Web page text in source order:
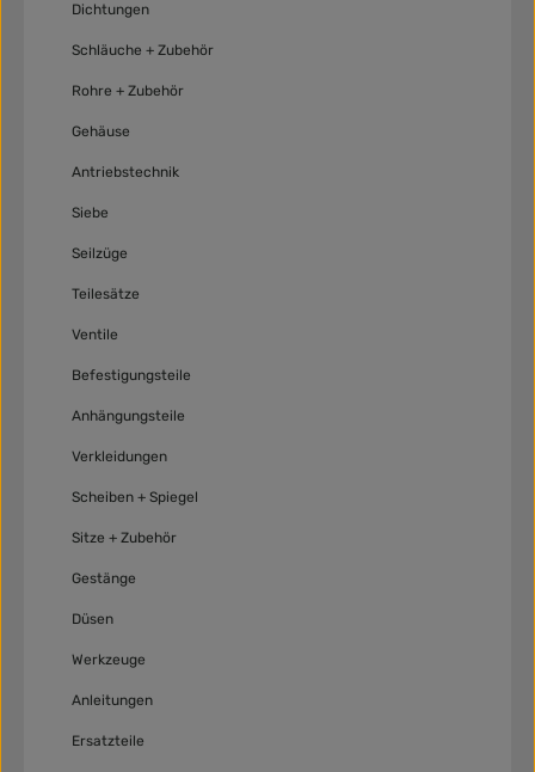
Dichtungen
Schläuche + Zubehör
Rohre + Zubehör
Gehäuse
Antriebstechnik
Siebe
Seilzüge
Teilesätze
Ventile
Befestigungsteile
Anhängungsteile
Verkleidungen
Scheiben + Spiegel
Sitze + Zubehör
Gestänge
Düsen
Werkzeuge
Anleitungen
Ersatzteile